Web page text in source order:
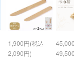
1,900円(税込
2,090円)
45,000
49,500